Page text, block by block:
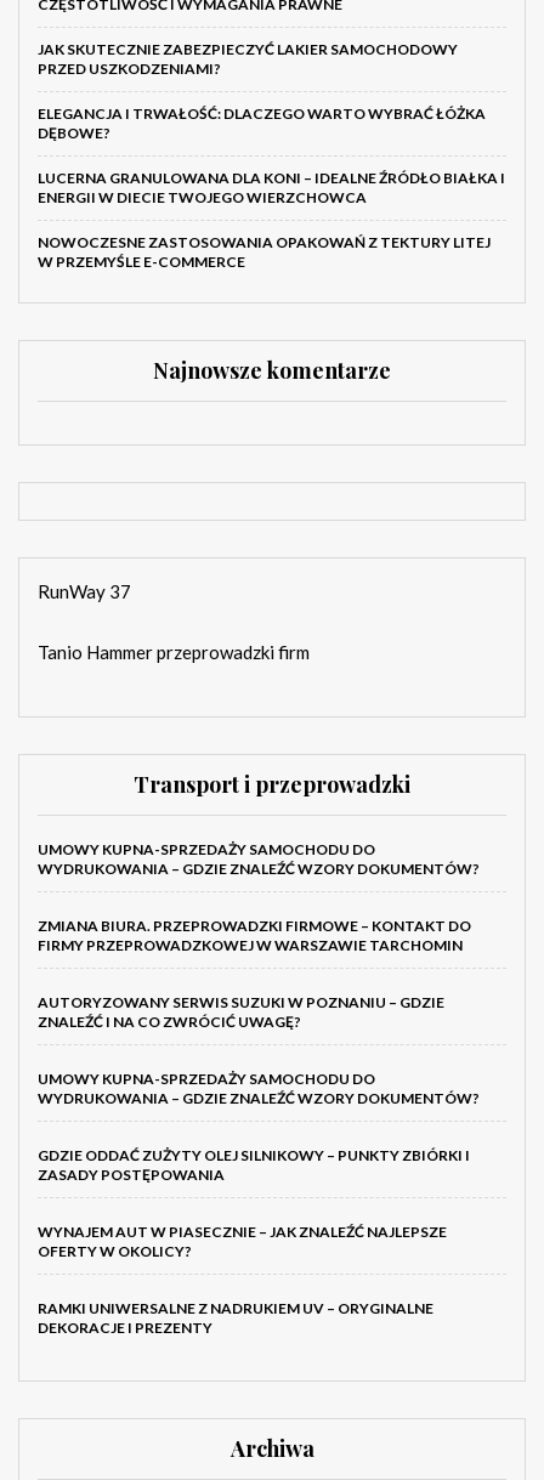
CZĘSTOTLIWOŚĆ I WYMAGANIA PRAWNE
JAK SKUTECZNIE ZABEZPIECZYĆ LAKIER SAMOCHODOWY
PRZED USZKODZENIAMI?
ELEGANCJA I TRWAŁOŚĆ: DLACZEGO WARTO WYBRAĆ ŁÓŻKA
DĘBOWE?
LUCERNA GRANULOWANA DLA KONI – IDEALNE ŹRÓDŁO BIAŁKA I
ENERGII W DIECIE TWOJEGO WIERZCHOWCA
NOWOCZESNE ZASTOSOWANIA OPAKOWAŃ Z TEKTURY LITEJ
W PRZEMYŚLE E-COMMERCE
Najnowsze komentarze
RunWay 37
Tanio Hammer przeprowadzki firm
Transport i przeprowadzki
UMOWY KUPNA-SPRZEDAŻY SAMOCHODU DO
WYDRUKOWANIA – GDZIE ZNALEŹĆ WZORY DOKUMENTÓW?
ZMIANA BIURA. PRZEPROWADZKI FIRMOWE – KONTAKT DO
FIRMY PRZEPROWADZKOWEJ W WARSZAWIE TARCHOMIN
AUTORYZOWANY SERWIS SUZUKI W POZNANIU – GDZIE
ZNALEŹĆ I NA CO ZWRÓCIĆ UWAGĘ?
UMOWY KUPNA-SPRZEDAŻY SAMOCHODU DO
WYDRUKOWANIA – GDZIE ZNALEŹĆ WZORY DOKUMENTÓW?
GDZIE ODDAĆ ZUŻYTY OLEJ SILNIKOWY – PUNKTY ZBIÓRKI I
ZASADY POSTĘPOWANIA
WYNAJEM AUT W PIASECZNIE – JAK ZNALEŹĆ NAJLEPSZE
OFERTY W OKOLICY?
RAMKI UNIWERSALNE Z NADRUKIEM UV – ORYGINALNE
DEKORACJE I PREZENTY
Archiwa